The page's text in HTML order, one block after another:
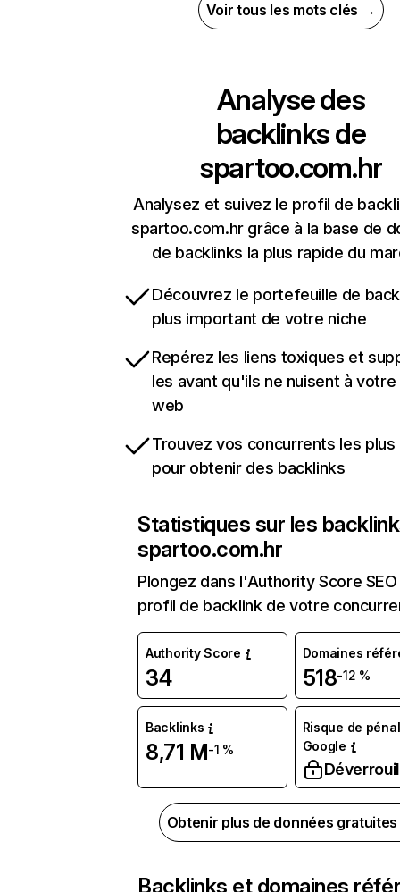
Voir tous les mots clés →
Analyse des
backlinks de
spartoo.com.hr
Analysez et suivez le profil de
spartoo.com.hr grâce à la base de
de backlinks la plus rapide du
Découvrez le portefeuille de
plus important de votre niche
Repérez les liens toxiques et
les avant qu'ils ne nuisent à
web
Trouvez vos concurrents les
pour obtenir des backlinks
Statistiques sur les
spartoo.com.hr
Plongez dans l'Authority Score
profil de backlink de votre
Authority Score
34
Domaines
518-12 %
Backlinks
8,71 M-1 %
Risque de
Google
Obtenir plus de données
Backlinks et domaines